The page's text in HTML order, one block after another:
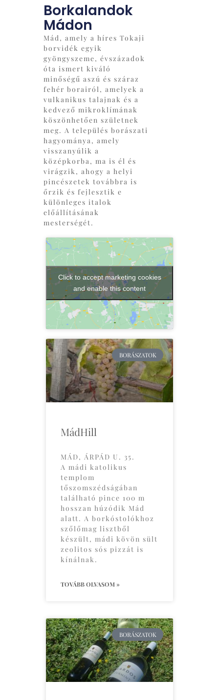
Borkalandok
Mádon
Mád, amely a híres Tokaji
borvidék egyik
gyöngyszeme, évszázadok
óta ismert kiváló
minőségű aszú és száraz
fehér borairól, amelyek a
vulkanikus talajnak és a
kedvező mikroklímának
köszönhetően születnek
meg. A település borászati
hagyománya, amely
visszanyúlik a
középkorba, ma is él és
virágzik, ahogy a helyi
pincészetek továbbra is
őrzik és fejlesztik e
különleges italok
előállításának
mesterségét.
Click to accept marketing cookies
and enable this content
BORÁSZATOK
MádHill
MÁD, ÁRPÁD U. 35.
A mádi katolikus
templom
tőszomszédságában
található pince 100 m
hosszan húzódik Mád
alatt. A borkóstolókhoz
szőlőmag lisztből
készült, mádi kövön sült
zeolitos sós pizzát is
kínálnak.
TOVÁBB OLVASOM »
BORÁSZATOK